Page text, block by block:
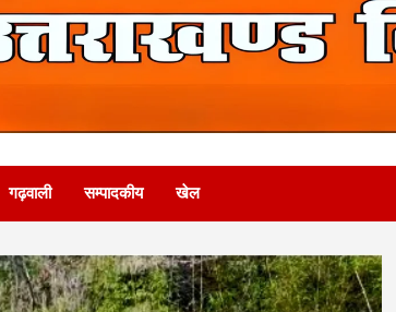
गढ़वाली सम्पादकीय खेल